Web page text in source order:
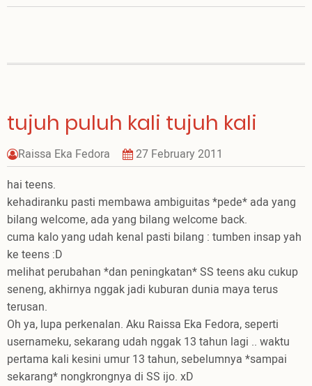
tujuh puluh kali tujuh kali
Raissa Eka Fedora
27 February 2011
hai teens.
kehadiranku pasti membawa ambiguitas *pede* ada yang
bilang welcome, ada yang bilang welcome back.
cuma kalo yang udah kenal pasti bilang : tumben insap yah
ke teens :D
melihat perubahan *dan peningkatan* SS teens aku cukup
seneng, akhirnya nggak jadi kuburan dunia maya terus
terusan.
Oh ya, lupa perkenalan. Aku Raissa Eka Fedora, seperti
usernameku, sekarang udah nggak 13 tahun lagi .. waktu
pertama kali kesini umur 13 tahun, sebelumnya *sampai
sekarang* nongkrongnya di SS ijo. xD